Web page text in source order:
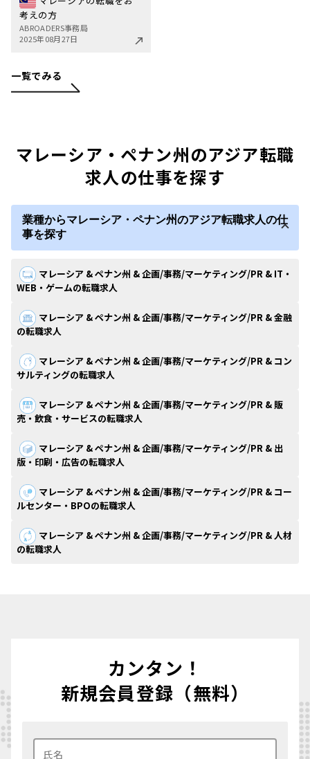
考えの方
ABROADERS事務局
2025年08月27日
一覧でみる
マレーシア・ペナン州のアジア転職
求人の仕事を探す
業種からマレーシア・ペナン州のアジア転職求人の仕
事を探す
マレーシア & ペナン州 & 企画/事務/マーケティング/PR & IT・
WEB・ゲームの転職求人
マレーシア & ペナン州 & 企画/事務/マーケティング/PR & 金融
の転職求人
マレーシア & ペナン州 & 企画/事務/マーケティング/PR & コン
サルティングの転職求人
マレーシア & ペナン州 & 企画/事務/マーケティング/PR & 販
売・飲食・サービスの転職求人
マレーシア & ペナン州 & 企画/事務/マーケティング/PR & 出
版・印刷・広告の転職求人
マレーシア & ペナン州 & 企画/事務/マーケティング/PR & コー
ルセンター・BPOの転職求人
マレーシア & ペナン州 & 企画/事務/マーケティング/PR & 人材
の転職求人
カンタン！
新規会員登録（無料）